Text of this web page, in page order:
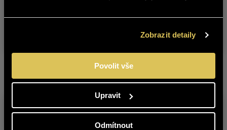
Zobrazit detaily
Povolit vše
Upravit
Odmítnout
5355925
Kontaktujte nás